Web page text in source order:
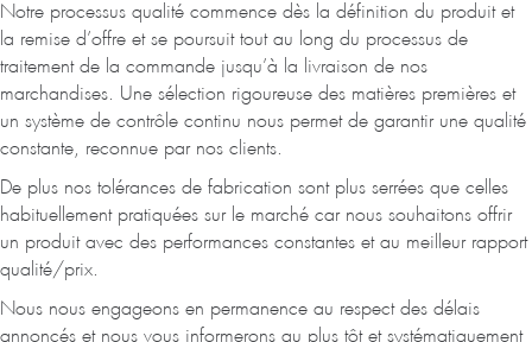
Notre processus qualité commence dès la définition du produit et
la remise d’offre et se poursuit tout au long du processus de
traitement de la commande jusqu’à la livraison de nos
marchandises. Une sélection rigoureuse des matières premières et
un système de contrôle continu nous permet de garantir une qualité
constante, reconnue par nos clients.
De plus nos tolérances de fabrication sont plus serrées que celles
habituellement pratiquées sur le marché car nous souhaitons offrir
un produit avec des performances constantes et au meilleur rapport
qualité/prix.
Nous nous engageons en permanence au respect des délais
annoncés et nous vous informerons au plus tôt et systématiquement